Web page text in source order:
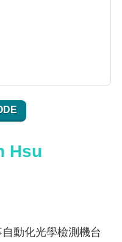
Hsu
動化光學檢測機台